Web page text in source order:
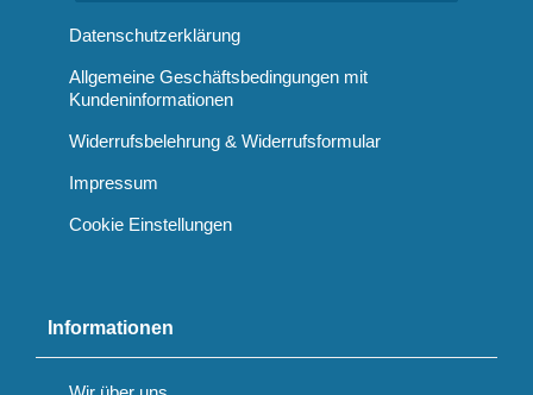
Datenschutzerklärung
Allgemeine Geschäftsbedingungen mit
Kundeninformationen
Widerrufsbelehrung & Widerrufsformular
Impressum
Cookie Einstellungen
Informationen